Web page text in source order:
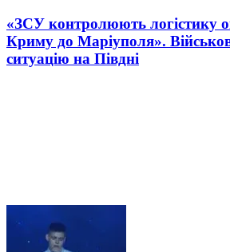
«ЗСУ контролюють логістику
Криму до Маріуполя».
ситуацію на Півдні